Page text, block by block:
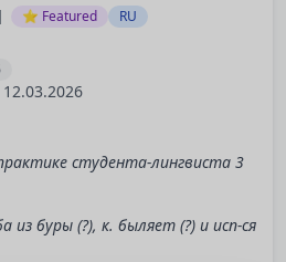
⭐ Featured RU
12.03.2026
студента-лингвиста 3
из буры (?), к. быляет (?) и исп-ся